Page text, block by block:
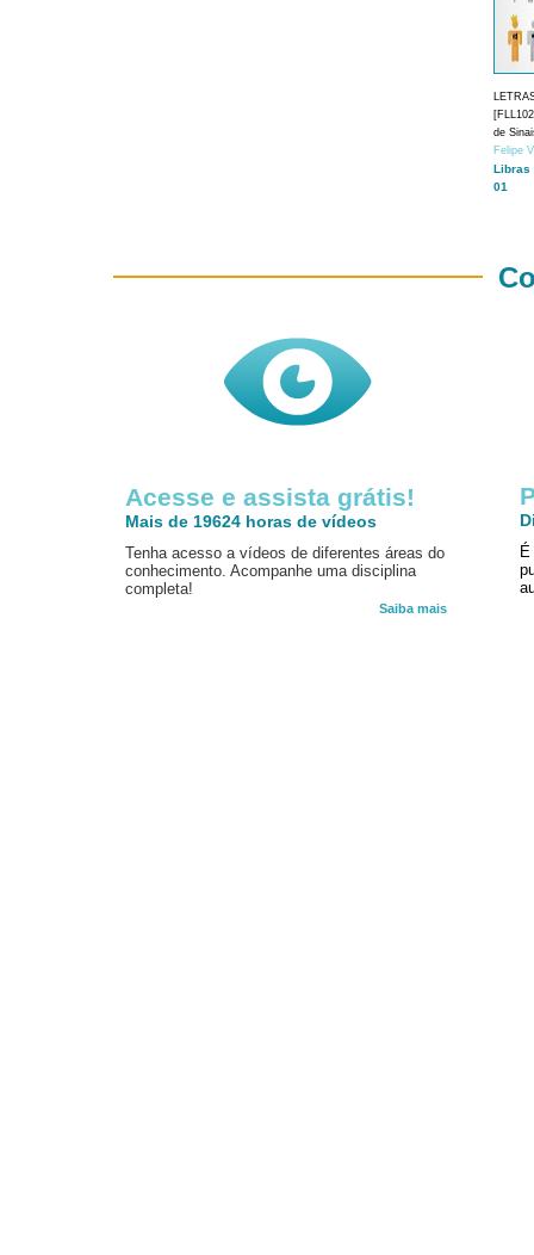
de
Felipe
Libras
01
Acesse e assista grátis!
Mais de 19624 horas de vídeos
Tenha acesso a vídeos de diferentes áreas do
conhecimento. Acompanhe uma disciplina
completa!
Saiba mais